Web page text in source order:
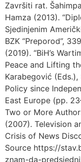
Završiti rat.
Hamza (2013).
Sjedinjenim
BZK “Preporod”,
(2019). “BiH’s
Peace and Lifting
Karabegović (Eds.),
Policy since
East Europe (pp.
Two or More
(2007). Television
Crisis of News
Source https://
znam-da-